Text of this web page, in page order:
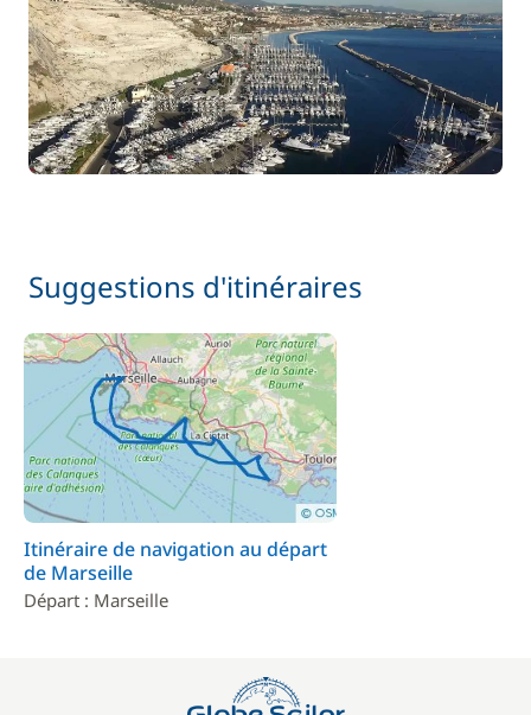
Suggestions d'itinéraires
Itinéraire de navigation au départ
de Marseille
Départ : Marseille